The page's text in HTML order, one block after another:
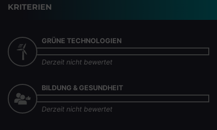
KRITERIEN
GRÜNE TECHNOLOGIEN
Derzeit nicht bewertet
BILDUNG & GESUNDHEIT
Derzeit nicht bewertet